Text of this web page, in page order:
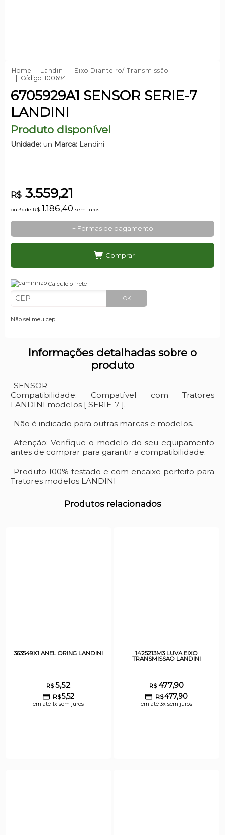
Home Landini
Eixo Dianteiro/ Transmissão
Código: 100694
6705929A1 SENSOR SERIE-7
LANDINI
Produto disponível
Unidade:un Marca:Landini
R$3.559,21
ou 3x de R$1.186,40 sem juros
+ Formas de pagamento
Comprar
Calcule o frete
OK
Não sei meu cep
Informações detalhadas sobre o
produto
-SENSOR
Compatibilidade: Compatível com Tratores
LANDINI modelos [ SERIE-7 ].
-Não é indicado para outras marcas e modelos.
-Atenção: Verifique o modelo do seu equipamento
antes de comprar para garantir a compatibilidade.
-Produto 100% testado e com encaixe perfeito para
Tratores modelos LANDINI
Produtos relacionados
363549X1 ANEL ORING LANDINI
R$5,52
R$5,52
em até 1x sem juros
1425213M3 LUVA EIXO
TRANSMISSAO LANDINI
R$477,90
R$477,90
em até 3x sem juros